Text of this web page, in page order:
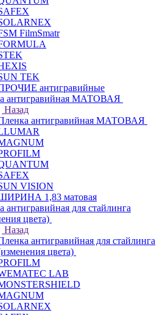
FilmSmatr
TEK
антигравийные
антигравийная МАТОВАЯ
Назад
антигравийная МАТОВАЯ
VISION
1,83 матовая
антигравийная для стайлинга
цвета)
Назад
антигравийная для стайлинга
цвета)
LAB